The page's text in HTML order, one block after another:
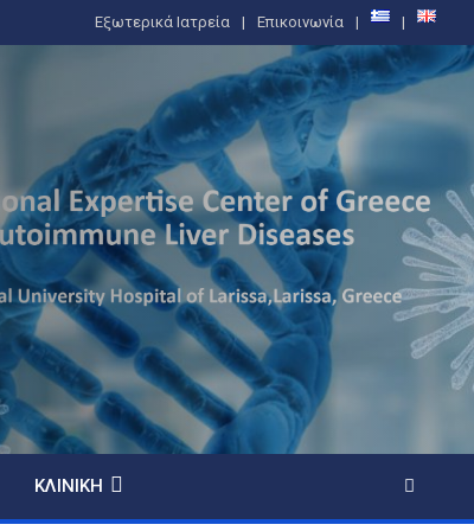
Εξωτερικά Ιατρεία Επικοινωνία
ΚΛΙΝΙΚΉ